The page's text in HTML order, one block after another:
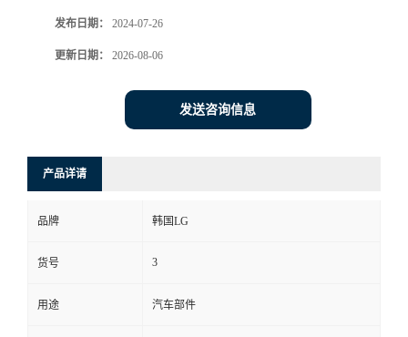
发布日期： 2024-07-26
更新日期： 2026-08-06
发送咨询信息
产品详请
品牌 韩国LG
货号 3
用途 汽车部件